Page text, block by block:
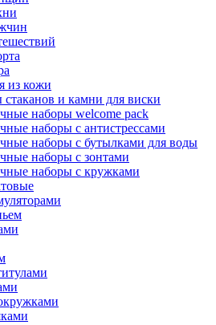
из кожи
и камни для виски
наборы welcome pack
наборы с антистрессами
наборы с бутылками для воды
наборы с зонтами
наборы с кружками